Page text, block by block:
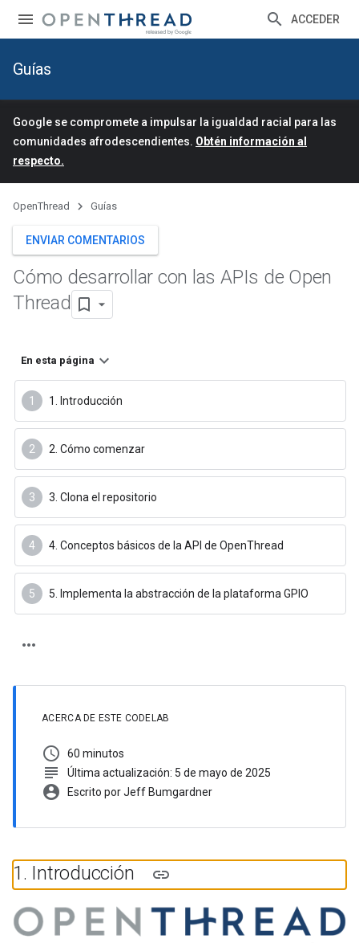
ACCEDER
Guías
Google se compromete a impulsar la igualdad racial para las
comunidades afrodescendientes. Obtén información al
respecto.
OpenThread Guías
ENVIAR COMENTARIOS
Cómo desarrollar con las APIs de Open
Thread
En esta página
1. Introducción
2. Cómo comenzar
3. Clona el repositorio
4. Conceptos básicos de la API de OpenThread
5. Implementa la abstracción de la plataforma GPIO
ACERCA DE ESTE CODELAB
schedule 60 minutos
subject Última actualización: 5 de mayo de 2025
account_circle Escrito por Jeff Bumgardner
1. Introducción